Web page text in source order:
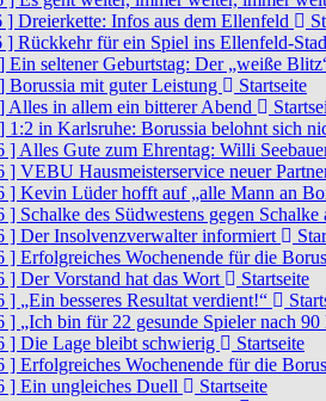
] Dreierkette: Infos aus dem Ellenfeld
] Rückkehr für ein Spiel ins Ellenfeld-
Ein seltener Geburtstag: Der „weiße
Borussia mit guter Leistung
Startseite
Alles in allem ein bitterer Abend
1:2 in Karlsruhe: Borussia belohnt sich
] Alles Gute zum Ehrentag: Willi
] VEBU Hausmeisterservice neuer
] Kevin Lüder hofft auf „alle Mann an
] Schalke des Südwestens gegen
] Der Insolvenzverwalter informiert
] Erfolgreiches Wochenende für die
] Der Vorstand hat das Wort
Startseite
] „Ein besseres Resultat verdient!“
] „Ich bin für 22 gesunde Spieler nach
] Die Lage bleibt schwierig
Startseite
] Erfolgreiches Wochenende für die
] Ein ungleiches Duell
Startseite